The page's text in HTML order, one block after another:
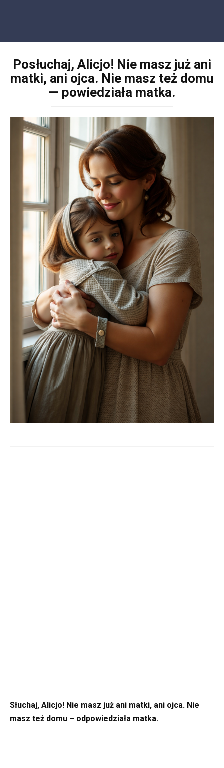
Posłuchaj, Alicjo! Nie masz już ani
matki, ani ojca. Nie masz też domu
— powiedziała matka.
Słuchaj, Alicjo! Nie masz już ani matki, ani ojca. Nie
masz też domu – odpowiedziała matka.